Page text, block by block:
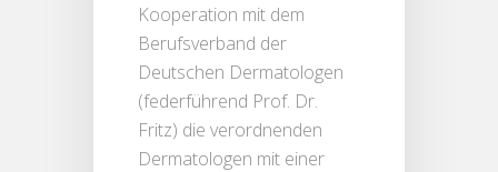
Kooperation mit dem
Berufsverband der
Deutschen Dermatologen
(federführend Prof. Dr.
Fritz) die verordnenden
Dermatologen mit einer